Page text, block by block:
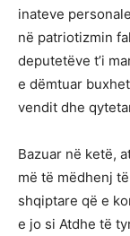
inateve
në patriotizmin
deputetëve t’i
e dëmtuar
vendit dhe
Bazuar në ketë,
më të mëdhenj
shqiptare që e
e jo si Atdhe të